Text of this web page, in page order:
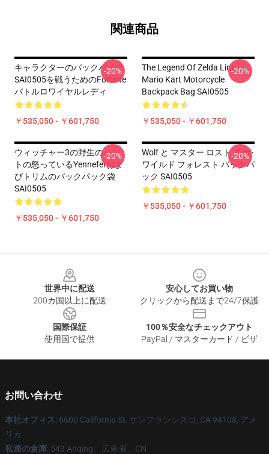
関連商品
キャラクターのバックパック
SAI0505を戦うためのFortnite
バトルロワイヤルレディ
￥535,050 - ￥601,750
-20%
The Legend Of Zelda Link
Mario Kart Motorcycle
Backpack Bag SAI0505
￥535,050 - ￥601,750
-20%
ウィッチャー3の野生のハン
トの怒っているYenneferおよ
びトリムのバックパック袋
SAI0505
￥535,050 - ￥601,750
-20%
Wolf と マスター ロスト で ザ·
ワイルド フォレスト バックパ
ック SAI0505
￥535,050 - ￥601,750
-20%
世界中に配送
200カ国以上に配送
安心してお買い物
クリックから配送まで24/7保護
国際保証
使用国で提供
100％安全なチェックアウト
PayPal / マスターカード / ビザ
お問い合わせ
本社オフィス: 6600 California St, サンフランシスコ, CA 94108, アメ
リカ
私達の倉庫: 543 Anqing、広東省、CN